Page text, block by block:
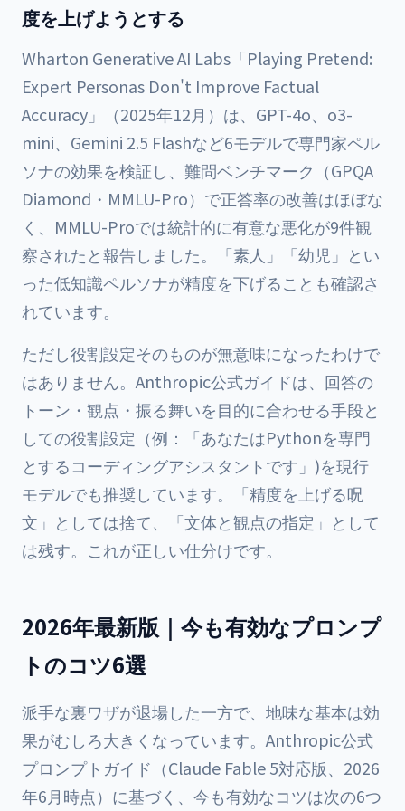
度を上げようとする
Wharton Generative AI Labs「Playing Pretend:
Expert Personas Don't Improve Factual
Accuracy」（2025年12月）は、GPT-4o、o3-
mini、Gemini 2.5 Flashなど6モデルで専門家ペル
ソナの効果を検証し、難問ベンチマーク（GPQA
Diamond・MMLU-Pro）で正答率の改善はほぼな
く、MMLU-Proでは統計的に有意な悪化が9件観
察されたと報告しました。「素人」「幼児」とい
った低知識ペルソナが精度を下げることも確認さ
れています。
ただし役割設定そのものが無意味になったわけで
はありません。Anthropic公式ガイドは、回答の
トーン・観点・振る舞いを目的に合わせる手段と
しての役割設定（例：「あなたはPythonを専門
とするコーディングアシスタントです」)を現行
モデルでも推奨しています。「精度を上げる呪
文」としては捨て、「文体と観点の指定」として
は残す。これが正しい仕分けです。
2026年最新版｜今も有効なプロンプ
トのコツ6選
派手な裏ワザが退場した一方で、地味な基本は効
果がむしろ大きくなっています。Anthropic公式
プロンプトガイド（Claude Fable 5対応版、2026
年6月時点）に基づく、今も有効なコツは次の6つ